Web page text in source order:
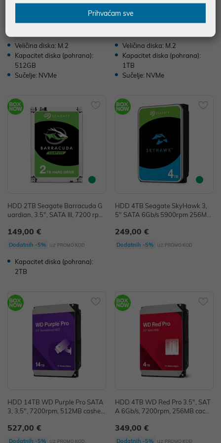
Veličina diska: M.2
Kapacitet diska (pohrana):
512GB
Sučelje: NVMe
299,00 €
Veličina diska: M.2
Kapacitet diska (pohrana):
1TB
Sučelje: NVMe
HDD 2TB Seagate Barracuda G
uardian, 3.5", SATA III, 7200 rpm,
149,00 €
Dodatnih -5% uz PROMO KOD
Kapacitet diska (pohrana):
2TB
HDD 4TB Seagate SkyHawk 3,
5" SATA 6Gb/s 5900rpm 256MB
249,00 €
Dodatnih -5% uz PROMO KOD
HDD 14TB WD Purple Pro SATA
3, 3,5", 7200rpm, 512MB cashe,
527,00 €
Dodatnih -5% uz PROMO KOD
HDD 4TB WD Red Pro 3.5", SAT
A 6Gb/s, 7200rpm, 256MB cach
349,00 €
Dodatnih -5% uz PROMO KOD
Prihvaćam sve